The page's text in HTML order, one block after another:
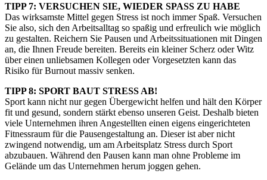
TIPP 7: VERSUCHEN SIE, WIEDER SPASS ZU HABE
Das wirksamste Mittel gegen Stress ist noch immer Spaß. Versuchen
Sie also, sich den Arbeitsalltag so spaßig und erfreulich wie möglich
zu gestalten. Reichern Sie Pausen und Arbeitssituationen mit Dingen
an, die Ihnen Freude bereiten. Bereits ein kleiner Scherz oder Witz
über einen unliebsamen Kollegen oder Vorgesetzten kann das
Risiko für Burnout massiv senken.
TIPP 8: SPORT BAUT STRESS AB!
Sport kann nicht nur gegen Übergewicht helfen und hält den Körper
fit und gesund, sondern stärkt ebenso unseren Geist. Deshalb bieten
viele Unternehmen ihren Angestellten einen eigens eingerichteten
Fitnessraum für die Pausengestaltung an. Dieser ist aber nicht
zwingend notwendig, um am Arbeitsplatz Stress durch Sport
abzubauen. Während den Pausen kann man ohne Probleme im
Gelände um das Unternehmen herum joggen gehen.